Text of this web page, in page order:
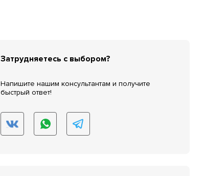
Затрудняетесь с выбором?
Напишите нашим консультантам и получите
быстрый ответ!